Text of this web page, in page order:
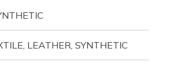
LEATHER, SYNTHETIC